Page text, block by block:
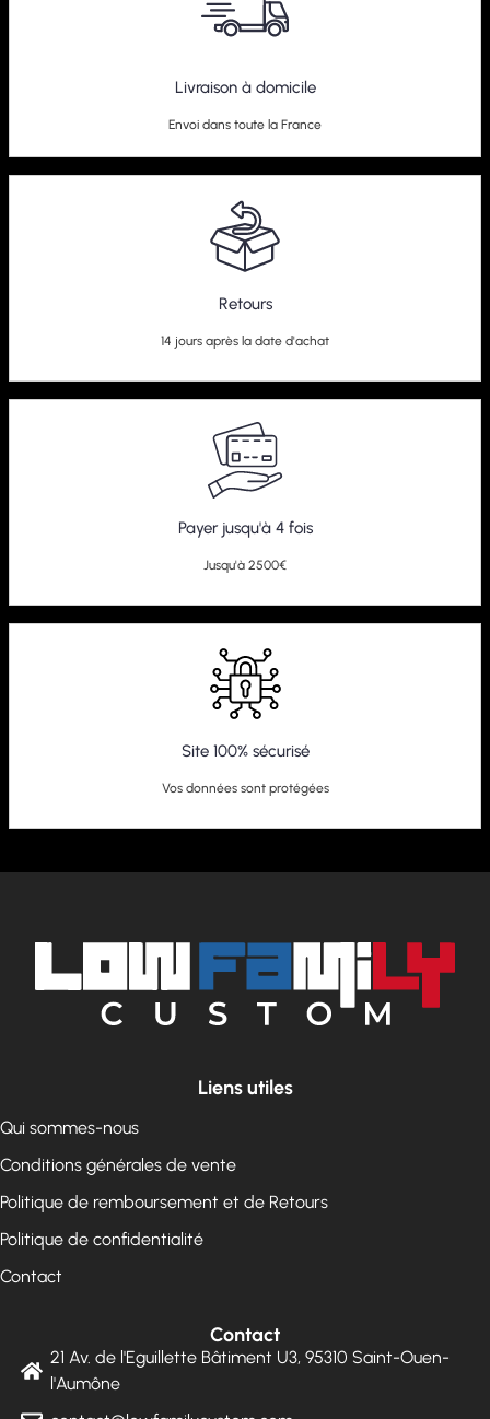
Livraison à domicile
Envoi dans toute la France
Retours
14 jours après la date d'achat
Payer jusqu'à 4 fois
Jusqu'à 2500€
Site 100% sécurisé
Vos données sont protégées
Liens utiles
Qui sommes-nous
Conditions générales de vente
Politique de remboursement et de Retours
Politique de confidentialité
Contact
Contact
21 Av. de l'Eguillette Bâtiment U3, 95310 Saint-Ouen-
l'Aumône